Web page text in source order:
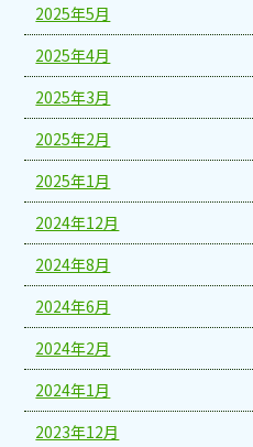
2025年5月
2025年4月
2025年3月
2025年2月
2025年1月
2024年12月
2024年8月
2024年6月
2024年2月
2024年1月
2023年12月